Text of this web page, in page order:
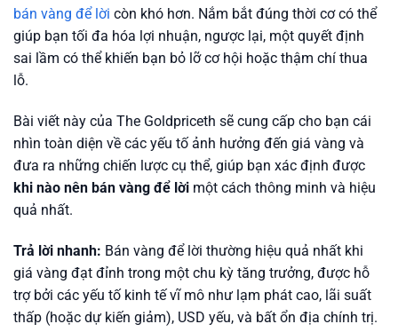
bán vàng để lời còn khó hơn. Nắm bắt đúng thời cơ có thể
giúp bạn tối đa hóa lợi nhuận, ngược lại, một quyết định
sai lầm có thể khiến bạn bỏ lỡ cơ hội hoặc thậm chí thua
lỗ.
Bài viết này của The Goldpriceth sẽ cung cấp cho bạn cái
nhìn toàn diện về các yếu tố ảnh hưởng đến giá vàng và
đưa ra những chiến lược cụ thể, giúp bạn xác định được
khi nào nên bán vàng để lời một cách thông minh và hiệu
quả nhất.
Trả lời nhanh: Bán vàng để lời thường hiệu quả nhất khi
giá vàng đạt đỉnh trong một chu kỳ tăng trưởng, được hỗ
trợ bởi các yếu tố kinh tế vĩ mô như lạm phát cao, lãi suất
thấp (hoặc dự kiến giảm), USD yếu, và bất ổn địa chính trị.